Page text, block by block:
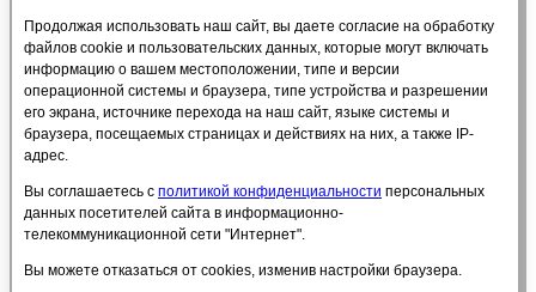
Организация питания в образовательной
организации
Платные услуги
Политика в отношении обработки персональных
данных
Антидопинг
Расписание тренировок
Объявления
Часто задаваемые вопросы
Обратная связь
ОЦЕНИ КАЧЕСТВО НАШИХ УСЛУГ
Оцени качество наших услуг
Продолжая использовать наш сайт, вы даете согласие на обработку
файлов cookie и пользовательских данных, которые могут включать
информацию о вашем местоположении, типе и версии
операционной системы и браузера, типе устройства и разрешении
его экрана, источнике перехода на наш сайт, языке системы и
браузера, посещаемых страницах и действиях на них, а также IP-
адрес.
Вы соглашаетесь с политикой конфиденциальности персональных
данных посетителей сайта в информационно-
телекоммуникационной сети "Интернет".
Вы можете отказаться от cookies, изменив настройки браузера.